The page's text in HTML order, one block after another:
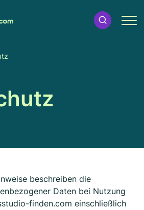
beschreiben die
Daten bei Nutzung
finden.com einschließlich